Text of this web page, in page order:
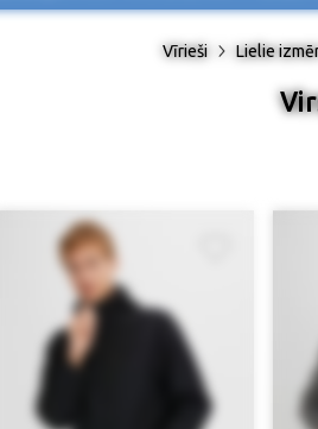
Vīrieši Lielie